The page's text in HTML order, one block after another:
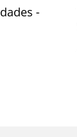
-